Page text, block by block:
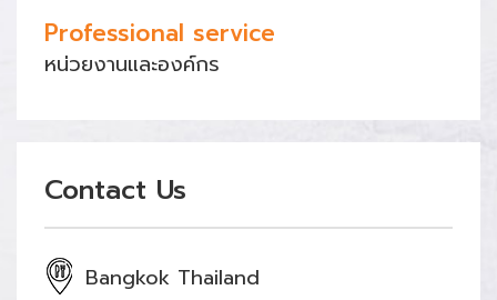
Professional service
หน่วยงานและองค์กร
Contact Us
Bangkok Thailand